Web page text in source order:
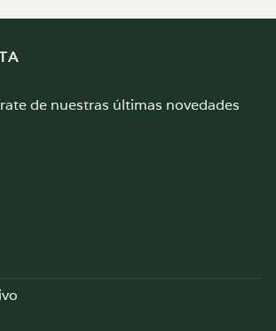
de nuestras últimas novedades